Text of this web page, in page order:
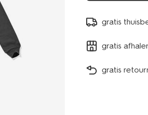
gratis
gratis
gratis